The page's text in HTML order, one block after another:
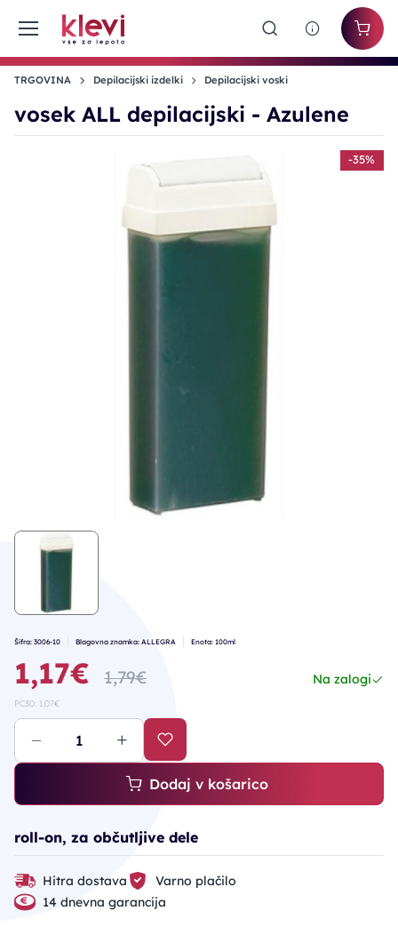
TRGOVINA Depilacijski izdelki Depilacijski voski
vosek ALL depilacijski - Azulene
-35%
Šifra: 3006-10 Blagovna znamka: ALLEGRA Enota: 100ml
1,17€ 1,79€ Na zalogi
PC30: 1,07€
Dodaj v košarico
roll-on, za občutljive dele
Hitra dostava
Varno plačilo
14 dnevna garancija